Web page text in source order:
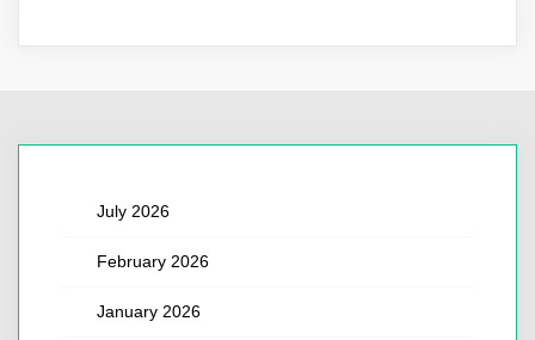
July 2026
February 2026
January 2026